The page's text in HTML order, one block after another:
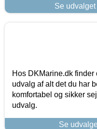
Se
Hos DKMarine.dk
udvalg af alt det du har
komfortabel og sikker
udvalg.
Se